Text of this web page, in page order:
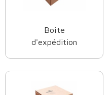
Boîte
d'expédition